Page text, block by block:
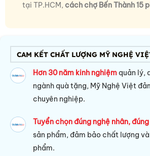
tại TP.HCM, cách chợ Bến Thành 15
CAM KẾT CHẤT LƯỢNG MỸ NGHỆ
Hơn 30 năm kinh nghiệm quản lý,
ngành quà tặng, Mỹ Nghệ Việt
chuyên nghiệp.
Tuyển chọn đúng nghệ nhân,
sản phẩm, đảm bảo chất lượng
phẩm.